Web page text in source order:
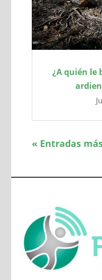
¿A quién le
« Entradas